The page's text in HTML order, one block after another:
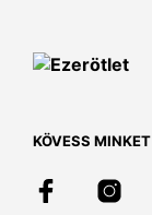
KÖVESS MINKET